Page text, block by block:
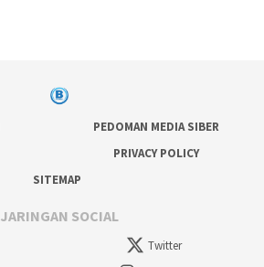
PEDOMAN MEDIA SIBER
PRIVACY POLICY
SITEMAP
JARINGAN SOCIAL
Twitter